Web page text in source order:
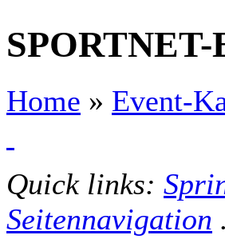
Home » Event-
Quick links:
Seitennavigation .